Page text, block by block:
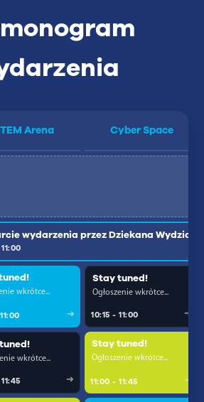
Arena
Cyber Space
wydarzenia przez Dziekana
wkrótce...
wkrótce...
Stay tuned!
Ogłoszenie wkrótce...
10:15 - 11:00
Stay tuned!
Ogłoszenie wkrótce...
11:00 - 11:45